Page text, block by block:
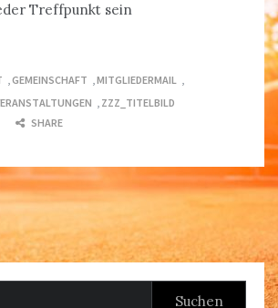
Treffpunkt sein
,GEMEINSCHAFT ,MITGLIEDERMAIL ,
, ZZZ_TITELBILD
SHARE